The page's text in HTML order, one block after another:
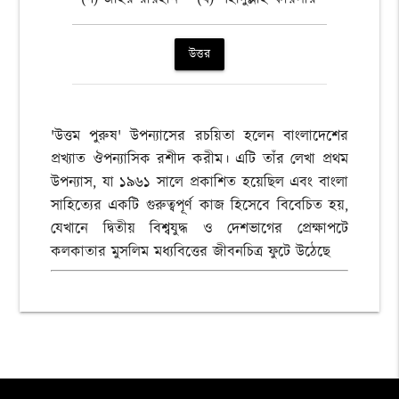
উত্তর
'উত্তম পুরুষ' উপন্যাসের রচয়িতা হলেন বাংলাদেশের
প্রখ্যাত ঔপন্যাসিক রশীদ করীম। এটি তাঁর লেখা প্রথম
উপন্যাস, যা ১৯৬১ সালে প্রকাশিত হয়েছিল এবং বাংলা
সাহিত্যের একটি গুরুত্বপূর্ণ কাজ হিসেবে বিবেচিত হয়,
যেখানে দ্বিতীয় বিশ্বযুদ্ধ ও দেশভাগের প্রেক্ষাপটে
কলকাতার মুসলিম মধ্যবিত্তের জীবনচিত্র ফুটে উঠেছে